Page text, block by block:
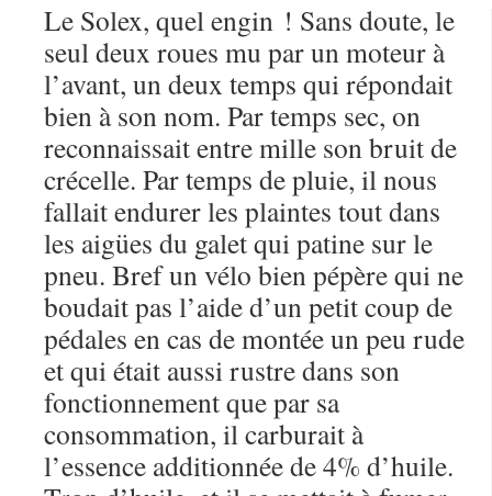
Le Solex, quel engin ! Sans doute, le
seul deux roues mu par un moteur à
l’avant, un deux temps qui répondait
bien à son nom. Par temps sec, on
reconnaissait entre mille son bruit de
crécelle. Par temps de pluie, il nous
fallait endurer les plaintes tout dans
les aigües du galet qui patine sur le
pneu. Bref un vélo bien pépère qui ne
boudait pas l’aide d’un petit coup de
pédales en cas de montée un peu rude
et qui était aussi rustre dans son
fonctionnement que par sa
consommation, il carburait à
l’essence additionnée de 4% d’huile.